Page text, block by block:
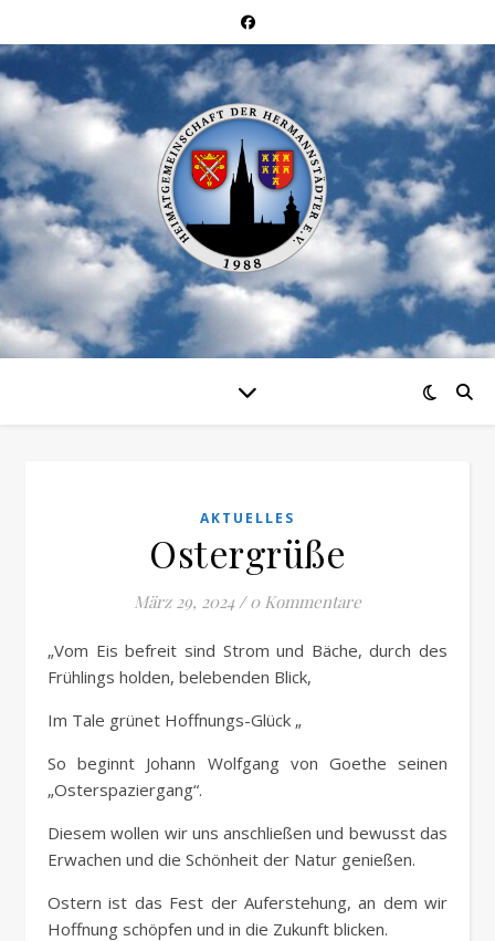
AKTUELLES
Ostergrüße
März 29, 2024 / 0 Kommentare
„Vom Eis befreit sind Strom und Bäche, durch des
Frühlings holden, belebenden Blick,
Im Tale grünet Hoffnungs-Glück „
So beginnt Johann Wolfgang von Goethe seinen
„Osterspaziergang“.
Diesem wollen wir uns anschließen und bewusst das
Erwachen und die Schönheit der Natur genießen.
Ostern ist das Fest der Auferstehung, an dem wir
Hoffnung schöpfen und in die Zukunft blicken.